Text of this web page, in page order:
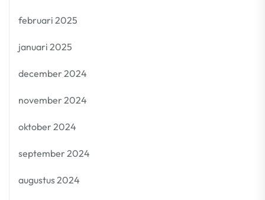
februari 2025
januari 2025
december 2024
november 2024
oktober 2024
september 2024
augustus 2024